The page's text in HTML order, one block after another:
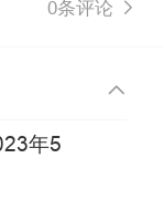
0条评论
年5